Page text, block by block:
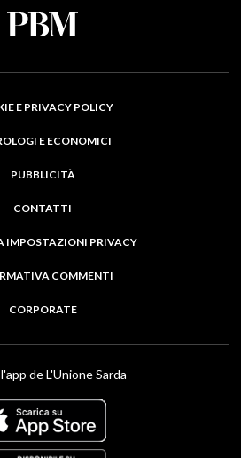
E PRIVACY POLICY
E ECONOMICI
PUBBLICITÀ
CONTATTI
IMPOSTAZIONI PRIVACY
COMMENTI
CORPORATE
de L'Unione Sarda